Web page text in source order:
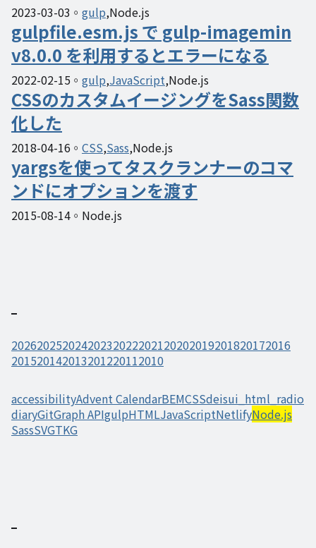
2023-03-03 gulp Node.js
gulpfile.esm.js で gulp-imagemin
v8.0.0 を利用するとエラーになる
2022-02-15 gulp JavaScript Node.js
CSSのカスタムイージングをSass関数
化した
2018-04-16 CSS Sass Node.js
yargsを使ってタスクランナーのコマ
ンドにオプションを渡す
2015-08-14 Node.js
20262025202420232022202120202019201820172016
201520142013201220112010
accessibilityAdvent CalendarBEMCSSdeisui_html_radio
diaryGitGraph APIgulpHTMLJavaScriptNetlifyNode.js
SassSVGTKG